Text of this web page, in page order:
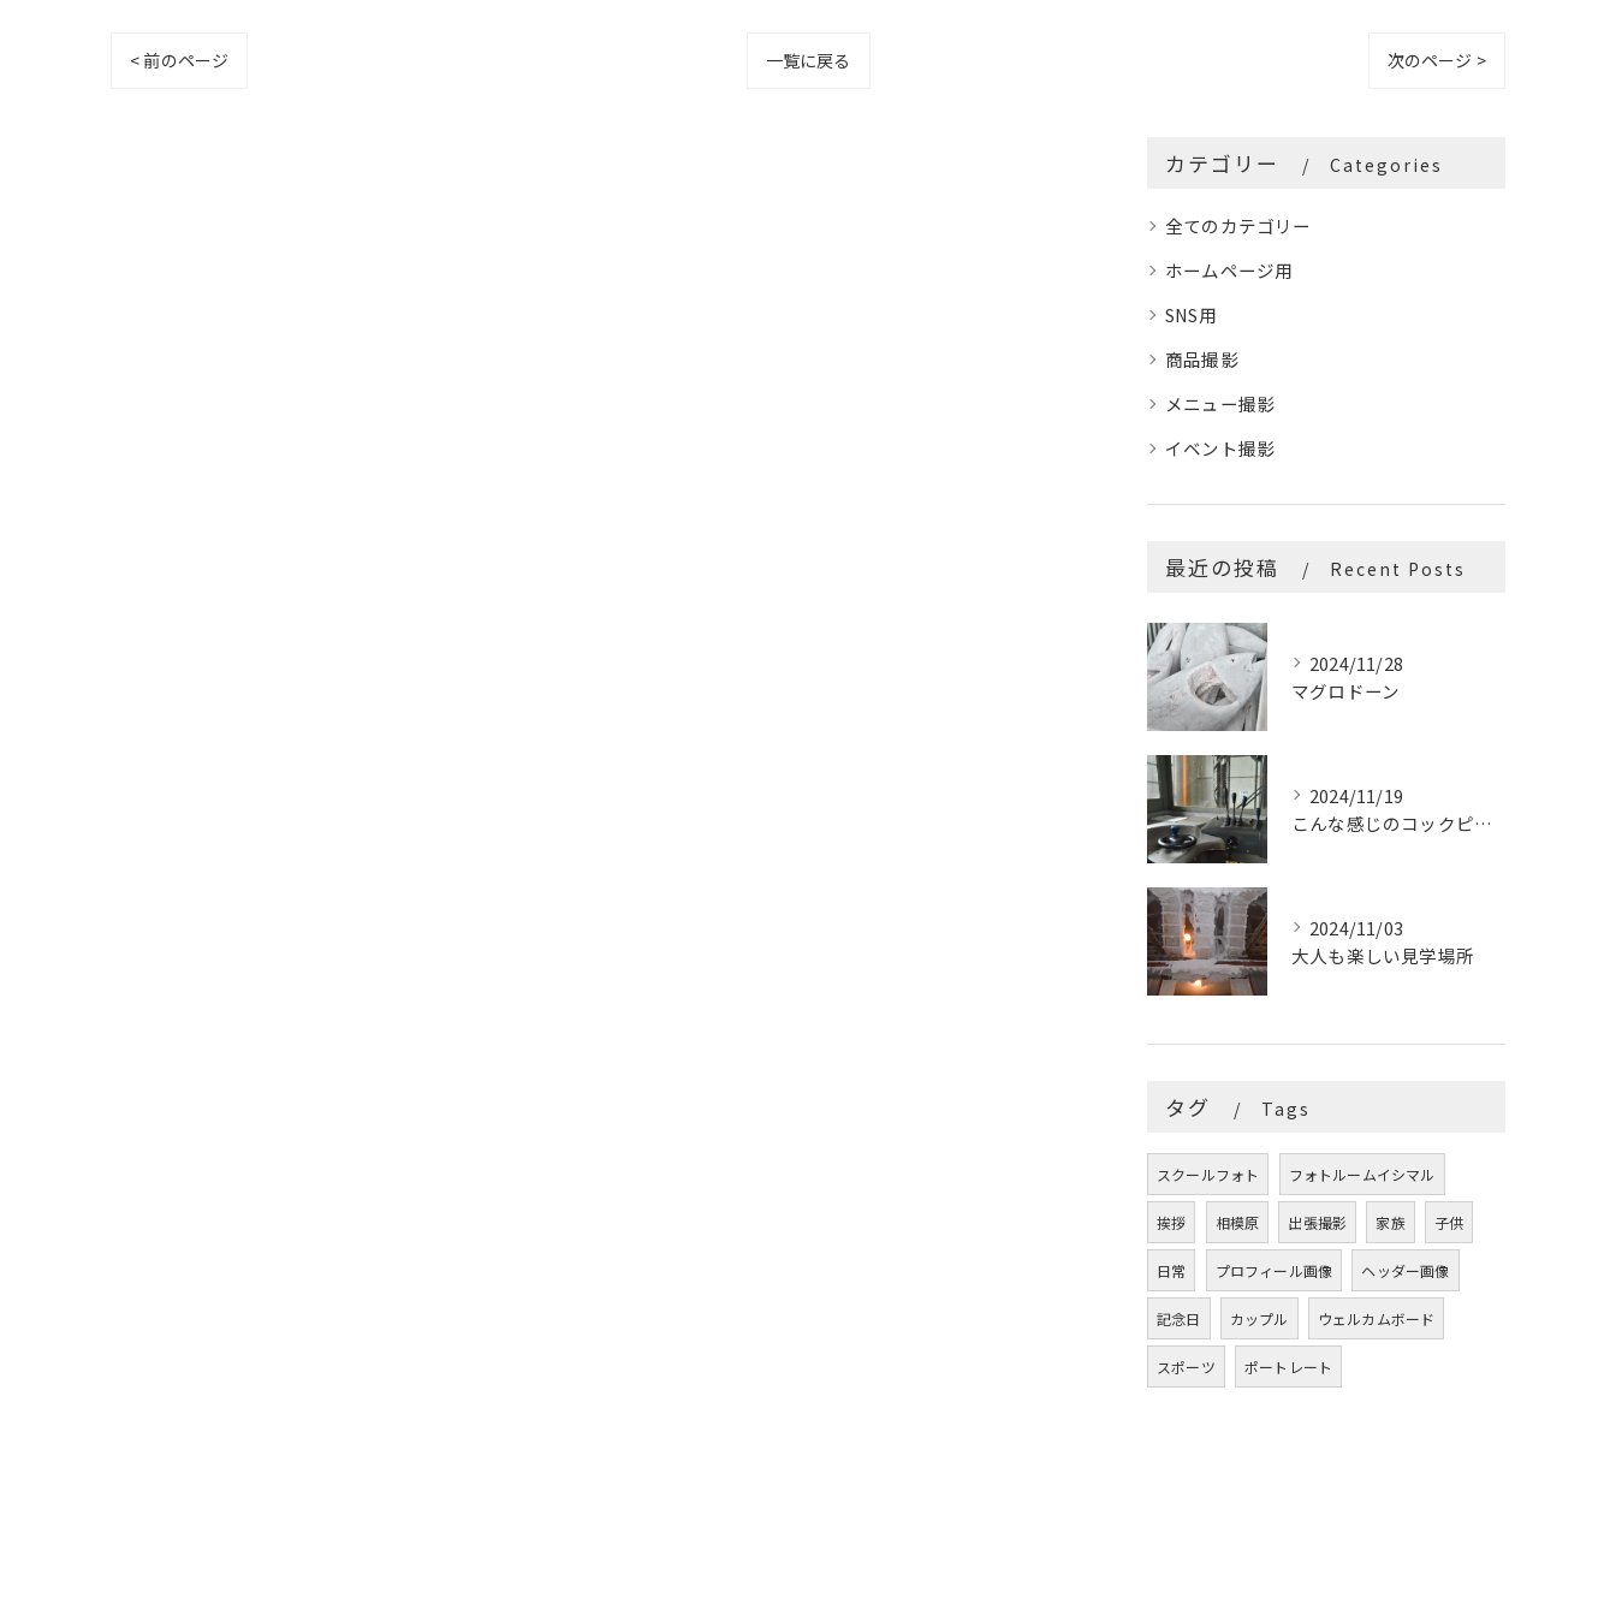
< 前のページ 一覧に戻る 次のページ >
カテゴリー Categories
全てのカテゴリー
ホームページ用
SNS用
商品撮影
メニュー撮影
イベント撮影
最近の投稿 Recent Posts
2024/11/28
マグロドーン
2024/11/19
こんな感じのコックピットはたまらないです
2024/11/03
大人も楽しい見学場所
タグ Tags
スクールフォト フォトルームイシマル
挨拶 相模原 出張撮影 家族 子供
日常 プロフィール画像 ヘッダー画像
記念日 カップル ウェルカムボード
スポーツ ポートレート